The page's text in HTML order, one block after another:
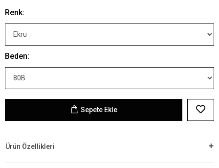
Renk:
Beden:
Sepete Ekle
Ürün Özellikleri